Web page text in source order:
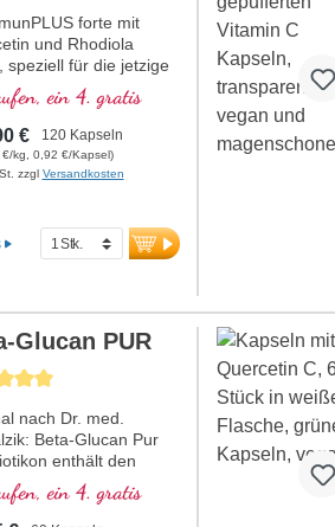
forte mit
und Rhodiola
speziell für die jetzige
zum Vorteilspreis.
Zink, den
C und D, welche
der normalen
eines gesunden
ein 4. gratis
€ 120 Kapseln
kg, 0,92 €/Kapsel)
zzgl Versandkosten
Bewertung von 5 von 5 Sternen
Glucan PUR
nach Dr. med.
Beta-Glucan Pur
enthält den
1,3/1,6-Beta-D-
Komplex, der
ein 4. gratis